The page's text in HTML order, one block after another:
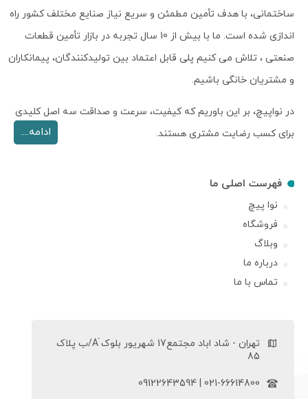
ساختمانی، با هدف تأمین مطمئن و سریع نیاز صنایع مختلف کشور راه
اندازی شده است. ما با بیش از 10 سال تجربه در بازار تأمین قطعات
صنعتی ، تلاش می کنیم پلی قابل اعتماد بین تولیدکنندگان، پیمانکاران
و مشتریان خانگی باشیم.
در نواپیچ، بر این باوریم که کیفیت، سرعت و صداقت سه اصل کلیدی
برای کسب رضایت مشتری هستند.
ادامه....
فهرست اصلی ما
نوا پیچ
فروشگاه
وبلاگ
درباره ما
تماس با ما
تهران - شاد اباد مجتمع17 شهریور بلوک َA/ب پلاک
85
021-66614800 | 09122643594